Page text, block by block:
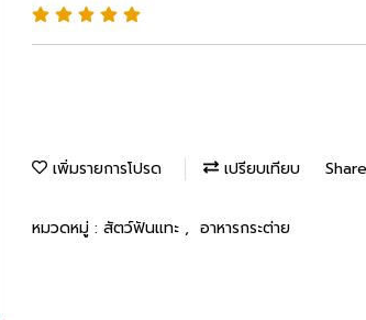
เพิ่มรายการโปรด เปรียบเทียบ Share
หมวดหมู่ : สัตว์ฟันแทะ , อาหารกระต่าย